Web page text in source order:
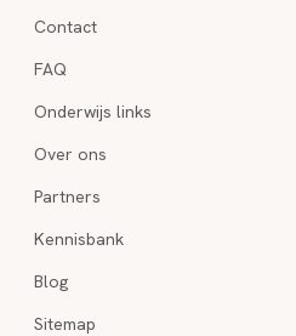
Contact
FAQ
Onderwijs links
Over ons
Partners
Kennisbank
Blog
Sitemap